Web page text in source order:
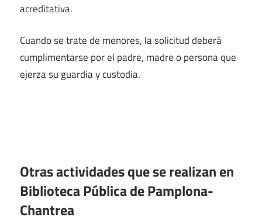
acreditativa.
Cuando se trate de menores, la solicitud deberá
cumplimentarse por el padre, madre o persona que
ejerza su guardia y custodia.
Otras actividades que se realizan en
Biblioteca Pública de Pamplona-
Chantrea